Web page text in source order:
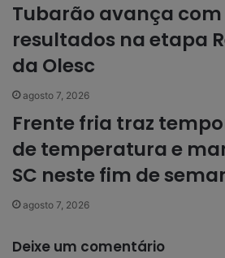
Tubarão avança
resultados na etapa
da Olesc
agosto 7, 2026
Frente fria traz
de temperatura e
SC neste fim de
agosto 7, 2026
Deixe um comentário